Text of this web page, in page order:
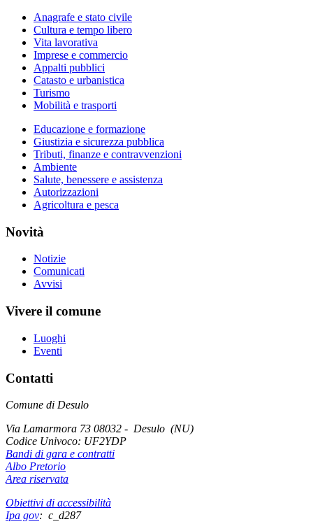
Anagrafe e stato civile
Cultura e tempo libero
Vita lavorativa
Imprese e commercio
Appalti pubblici
Catasto e urbanistica
Turismo
Mobilità e trasporti
Educazione e formazione
Giustizia e sicurezza pubblica
Tributi, finanze e contravvenzioni
Ambiente
Salute, benessere e assistenza
Autorizzazioni
Agricoltura e pesca
Novità
Notizie
Comunicati
Avvisi
Vivere il comune
Luoghi
Eventi
Contatti
Comune di Desulo
Via Lamarmora 73 08032 - Desulo (NU)
Codice Univoco: UF2YDP
Bandi di gara e contratti
Albo Pretorio
Area riservata
Obiettivi di accessibilità
Ipa gov: c_d287